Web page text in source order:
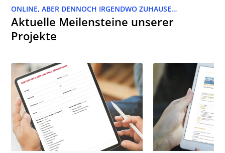
ONLINE, ABER DENNOCH IRGENDWO ZUHAUSE…
Aktuelle Meilensteine unserer
Projekte